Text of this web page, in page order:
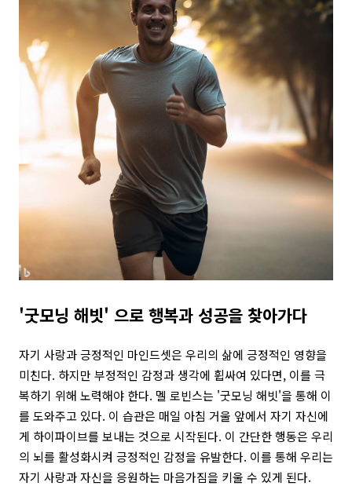
'굿모닝 해빗' 으로 행복과 성공을 찾아가다
자기 사랑과 긍정적인 마인드셋은 우리의 삶에 긍정적인 영향을
미친다. 하지만 부정적인 감정과 생각에 휩싸여 있다면, 이를 극
복하기 위해 노력해야 한다. 멜 로빈스는 '굿모닝 해빗'을 통해 이
를 도와주고 있다. 이 습관은 매일 아침 거울 앞에서 자기 자신에
게 하이파이브를 보내는 것으로 시작된다. 이 간단한 행동은 우리
의 뇌를 활성화시켜 긍정적인 감정을 유발한다. 이를 통해 우리는
자기 사랑과 자신을 응원하는 마음가짐을 키울 수 있게 된다.